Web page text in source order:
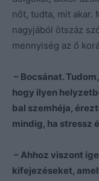
nőt, tudta, mit akar.
nagyjából ötszáz
mennyiség az ő
– Bocsánat.
hogy ilyen
bal szemhéja,
mindig, ha stressz
– Ahhoz viszont
kifejezéseket,